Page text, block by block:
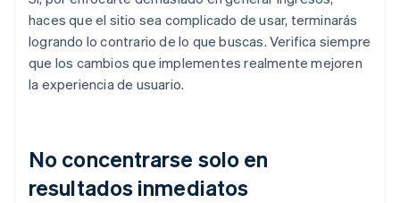
haces que el sitio sea complicado de usar, terminarás
logrando lo contrario de lo que buscas. Verifica siempre
que los cambios que implementes realmente mejoren
la experiencia de usuario.
No concentrarse solo en
resultados inmediatos